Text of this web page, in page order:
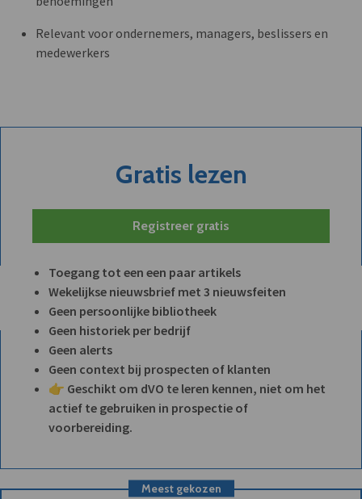
Relevant voor ondernemers, managers, beslissers en
medewerkers
Gratis lezen
Registreer gratis
Toegang tot een een paar artikels
Wekelijkse nieuwsbrief met 3 nieuwsfeiten
Geen persoonlijke bibliotheek
Geen historiek per bedrijf
Geen alerts
Geen context bij prospecten of klanten
👉 Geschikt om dVO te leren kennen, niet om het
actief te gebruiken in prospectie of
voorbereiding.
Meest gekozen